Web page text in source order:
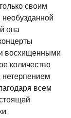
своим
она
восхищенными
количество
нетерпением
всем